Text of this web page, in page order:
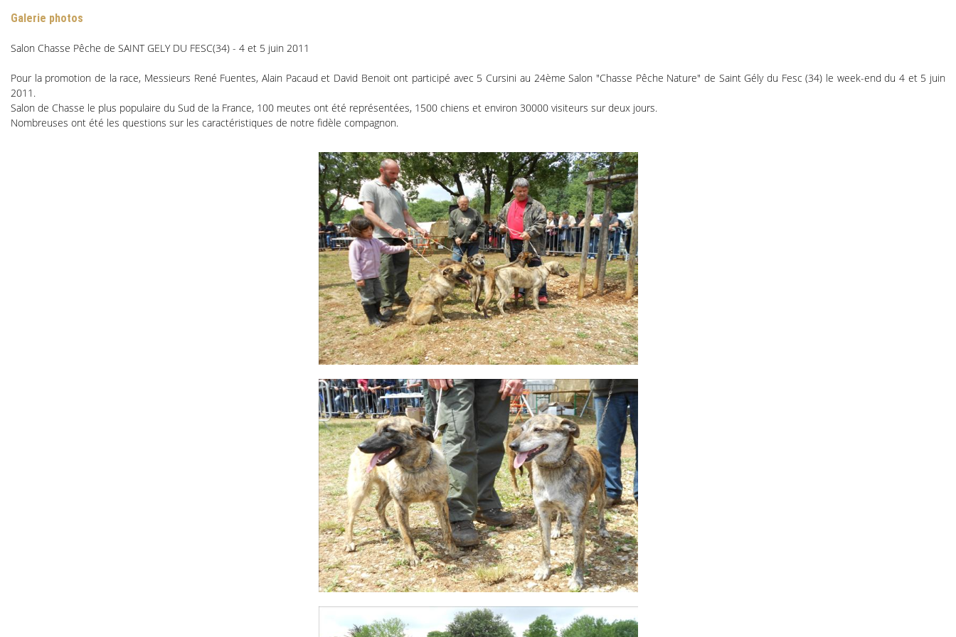
Galerie photos
Salon Chasse Pêche de SAINT GELY DU FESC(34) - 4 et 5 juin 2011
Pour la promotion de la race, Messieurs René Fuentes, Alain Pacaud et David Benoit ont participé avec 5 Cursini au 24ème Salon "Chasse Pêche Nature" de Saint Gély du Fesc (34) le week-end du 4 et 5 juin
2011.
Salon de Chasse le plus populaire du Sud de la France, 100 meutes ont été représentées, 1500 chiens et environ 30000 visiteurs sur deux jours.
Nombreuses ont été les questions sur les caractéristiques de notre fidèle compagnon.